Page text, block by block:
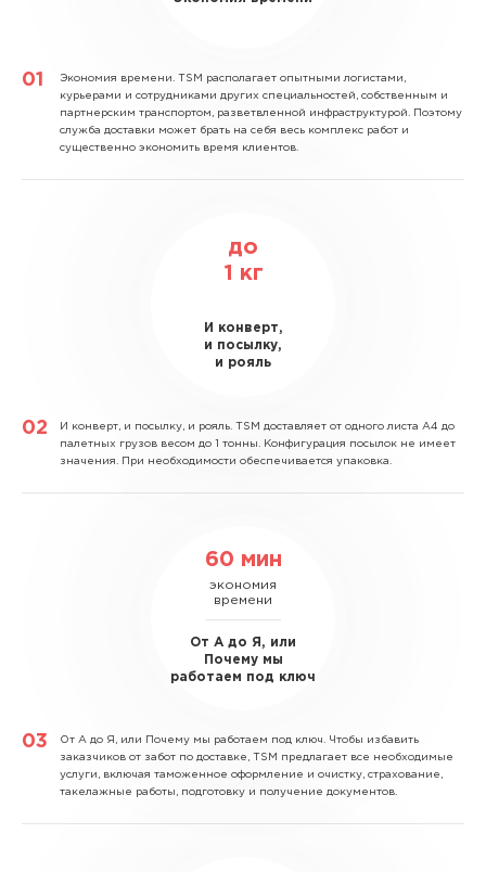
Экономия времени. TSM располагает опытными логистами,
курьерами и сотрудниками других специальностей, собственным и
партнерским транспортом, разветвленной инфраструктурой. Поэтому
служба доставки может брать на себя весь комплекс работ и
существенно экономить время клиентов.
до
1
кг
И конверт,
и посылку,
и рояль
И конверт, и посылку, и рояль. TSM доставляет от одного листа А4 до
палетных грузов весом до 1 тонны. Конфигурация посылок не имеет
значения. При необходимости обеспечивается упаковка.
60 мин
экономия
времени
От А до Я, или
Почему мы
работаем под ключ
От А до Я, или Почему мы работаем под ключ. Чтобы избавить
заказчиков от забот по доставке, TSM предлагает все необходимые
услуги, включая таможенное оформление и очистку, страхование,
такелажные работы, подготовку и получение документов.